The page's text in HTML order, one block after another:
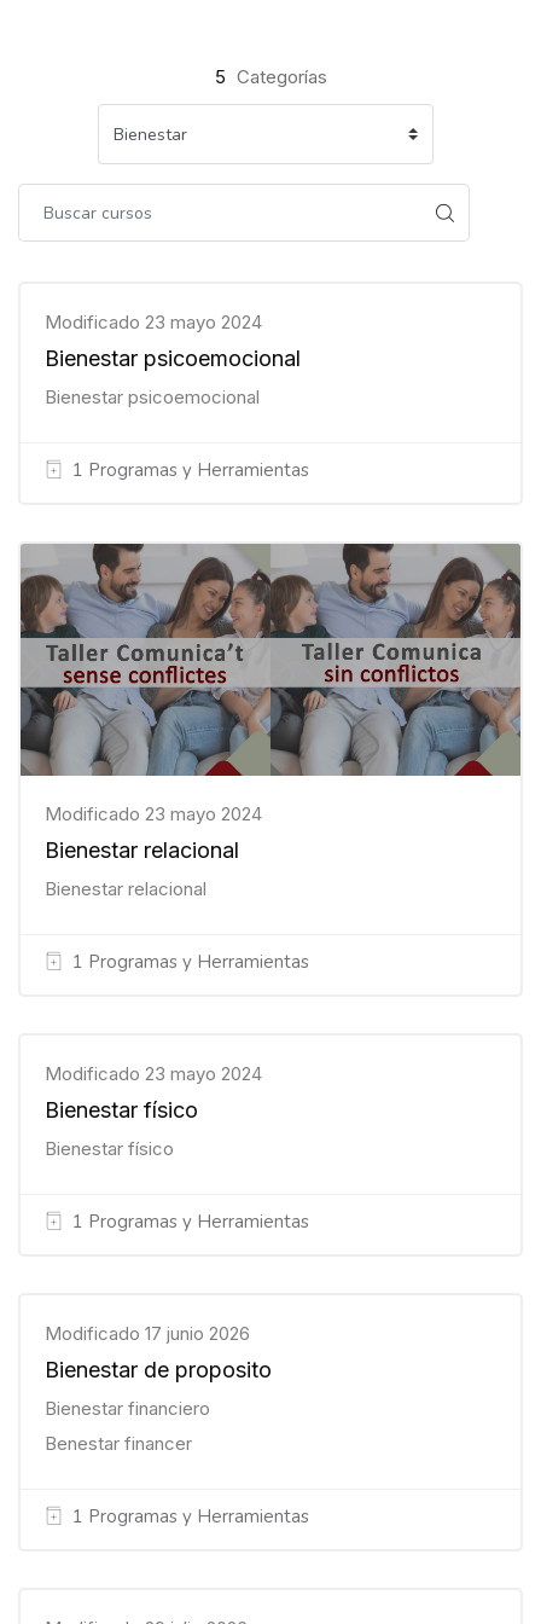
5 Categorías
Modificado 23 mayo 2024
Bienestar psicoemocional
Bienestar psicoemocional
1 Programas y Herramientas
Modificado 23 mayo 2024
Bienestar relacional
Bienestar relacional
1 Programas y Herramientas
Modificado 23 mayo 2024
Bienestar físico
Bienestar físico
1 Programas y Herramientas
Modificado 17 junio 2026
Bienestar de proposito
Bienestar financiero
Benestar financer
1 Programas y Herramientas